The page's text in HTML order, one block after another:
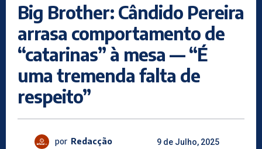
Big Brother: Cândido Pereira
arrasa comportamento de
“catarinas” à mesa — “É
uma tremenda falta de
respeito”
por Redacção 9 de Julho, 2025